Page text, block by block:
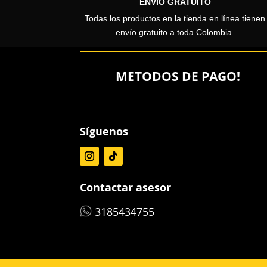
ENVÍO GRATUITO
Todas los productos en la tienda en línea tienen
envío gratuito a toda Colombia.
METODOS DE PAGO!
Síguenos
Contactar asesor
3185434755